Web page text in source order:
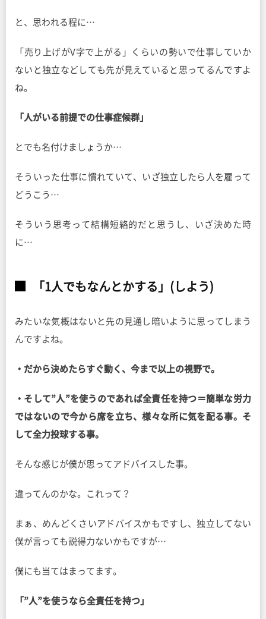
と、思われる程に…
「売り上げがV字で上がる」くらいの勢いで仕事していか
ないと独立などしても先が見えていると思ってるんですよ
ね。
「人がいる前提での仕事症候群」
とでも名付けましょうか…
そういった仕事に慣れていて、いざ独立したら人を雇って
どうこう…
そういう思考って結構短絡的だと思うし、いざ決めた時
に…
「1人でもなんとかする」(しよう)
みたいな気概はないと先の見通し暗いように思ってしまう
んですよね。
・だから決めたらすぐ動く、今まで以上の視野で。
・そして”人”を使うのであれば全責任を持つ＝簡単な労力
ではないので今から席を立ち、様々な所に気を配る事。そ
して全力投球する事。
そんな感じが僕が思ってアドバイスした事。
違ってんのかな。これって？
まぁ、めんどくさいアドバイスかもですし、独立してない
僕が言っても説得力ないかもですが…
僕にも当てはまってます。
「”人”を使うなら全責任を持つ」